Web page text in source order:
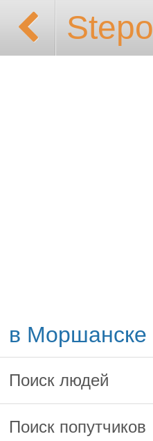
Stepo
в Моршанске
Поиск людей
Поиск попутчиков